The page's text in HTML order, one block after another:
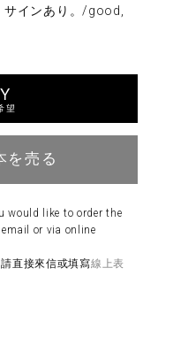
インあり。/good,
望
を売る
would like to order the
or via online
直接來信或填寫線上表